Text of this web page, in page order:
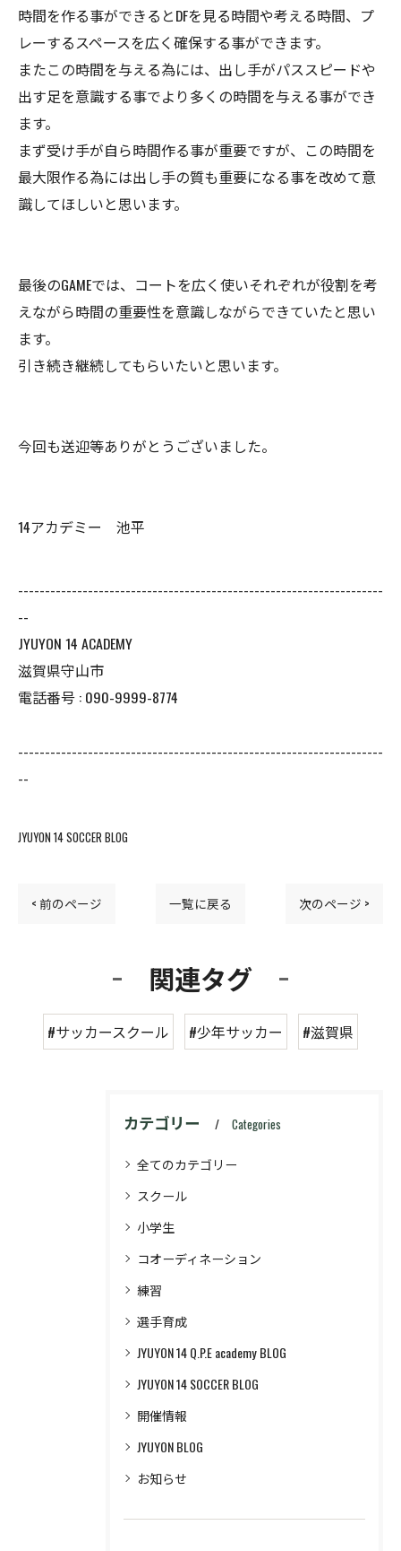
時間を作る事ができるとDFを見る時間や考える時間、プ
レーするスペースを広く確保する事ができます。
またこの時間を与える為には、出し手がパススピードや
出す足を意識する事でより多くの時間を与える事ができ
ます。
まず受け手が自ら時間作る事が重要ですが、この時間を
最大限作る為には出し手の質も重要になる事を改めて意
識してほしいと思います。
最後のGAMEでは、コートを広く使いそれぞれが役割を考
えながら時間の重要性を意識しながらできていたと思い
ます。
引き続き継続してもらいたいと思います。
今回も送迎等ありがとうございました。
14アカデミー 池平
--------------------------------------------------------------------
--
JYUYON 14 ACADEMY
滋賀県守山市
電話番号 : 090-9999-8774
--------------------------------------------------------------------
--
JYUYON 14 SOCCER BLOG
< 前のページ 一覧に戻る 次のページ >
関連タグ
#サッカースクール #少年サッカー #滋賀県
カテゴリー Categories
全てのカテゴリー
スクール
小学生
コオーディネーション
練習
選手育成
JYUYON 14 Q.P.E academy BLOG
JYUYON 14 SOCCER BLOG
開催情報
JYUYON BLOG
お知らせ